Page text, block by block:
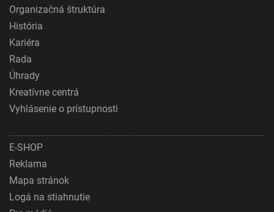
Organizačná štruktúra
História
Kariéra
Rada
Úhrady
Kreatívne centrá
Vyhlásenie o prístupnosti
E-SHOP
Reklama
Mapa stránok
Logá na stiahnutie